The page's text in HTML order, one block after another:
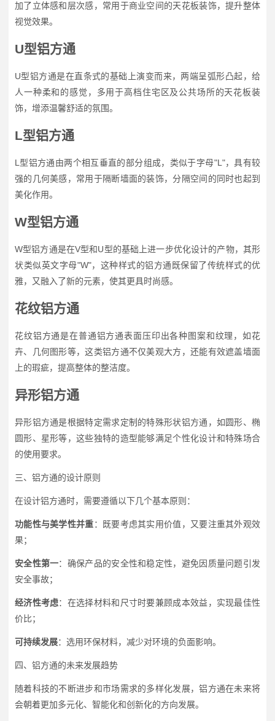
加了立体感和层次感，常用于商业空间的天花板装饰，提升整体
视觉效果。
U型铝方通
U型铝方通是在直条式的基础上演变而来，两端呈弧形凸起，给
人一种柔和的感觉，多用于高档住宅区及公共场所的天花板装
饰，增添温馨舒适的氛围。
L型铝方通
L型铝方通由两个相互垂直的部分组成，类似于字母"L"，具有较
强的几何美感，常用于隔断墙面的装饰，分隔空间的同时也起到
美化作用。
W型铝方通
W型铝方通是在V型和U型的基础上进一步优化设计的产物，其形
状类似英文字母"W"，这种样式的铝方通既保留了传统样式的优
雅，又融入了新的元素，使其更具时尚感。
花纹铝方通
花纹铝方通是在普通铝方通表面压印出各种图案和纹理，如花
卉、几何图形等，这类铝方通不仅美观大方，还能有效遮盖墙面
上的瑕疵，提高整体的整洁度。
异形铝方通
异形铝方通是根据特定需求定制的特殊形状铝方通，如圆形、椭
圆形、星形等，这些独特的造型能够满足个性化设计和特殊场合
的使用要求。
三、铝方通的设计原则
在设计铝方通时，需要遵循以下几个基本原则：
功能性与美学性并重：既要考虑其实用价值，又要注重其外观效
果；
安全性第一：确保产品的安全性和稳定性，避免因质量问题引发
安全事故；
经济性考虑：在选择材料和尺寸时要兼顾成本效益，实现最佳性
价比；
可持续发展：选用环保材料，减少对环境的负面影响。
四、铝方通的未来发展趋势
随着科技的不断进步和市场需求的多样化发展，铝方通在未来将
会朝着更加多元化、智能化和创新化的方向发展。